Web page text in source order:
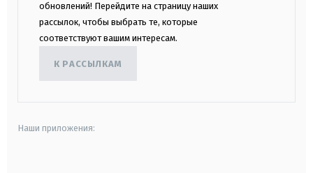
обновлений! Перейдите на страницу наших
рассылок, чтобы выбрать те, которые
соответствуют вашим интересам.
К РАССЫЛКАМ
Наши приложения: